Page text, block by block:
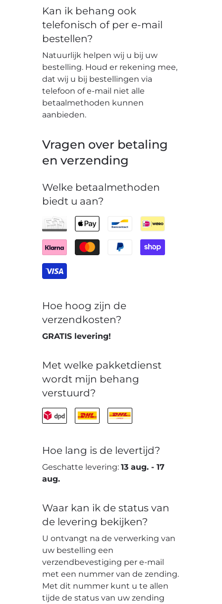
Kan ik behang ook
telefonisch of per e-mail
bestellen?
Natuurlijk helpen wij u bij uw
bestelling. Houd er rekening mee,
dat wij u bij bestellingen via
telefoon of e-mail niet alle
betaalmethoden kunnen
aanbieden.
Vragen over betaling
en verzending
Welke betaalmethoden
biedt u aan?
Hoe hoog zijn de
verzendkosten?
GRATIS levering!
Met welke pakketdienst
wordt mijn behang
verstuurd?
Hoe lang is de levertijd?
Geschatte levering:13 aug. -17
aug.
Waar kan ik de status van
de levering bekijken?
U ontvangt na de verwerking van
uw bestelling een
verzendbevestiging per e-mail
met een nummer van de zending.
Met dit nummer kunt u te allen
tijde de status van uw zending